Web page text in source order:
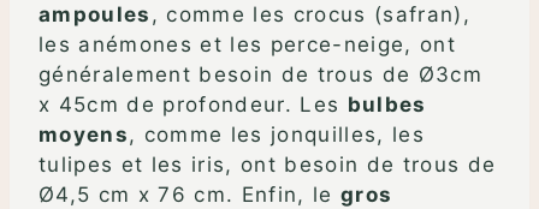
ampoules , comme les crocus (safran),
les anémones et les perce-neige, ont
généralement besoin de trous de Ø3cm
x 45cm de profondeur. Les bulbes
moyens , comme les jonquilles, les
tulipes et les iris, ont besoin de trous de
Ø4,5 cm x 76 cm. Enfin, le gros